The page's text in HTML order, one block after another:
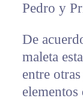
Pedro y
De
maleta
entre
elementos